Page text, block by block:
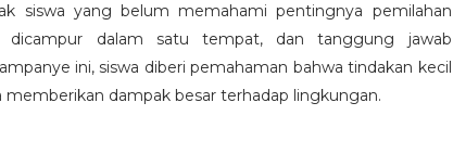
siswa yang belum memahami pentingnya pemilahan
dicampur dalam satu tempat, dan tanggung jawab
ini, siswa diberi pemahaman bahwa tindakan kecil
dampak besar terhadap lingkungan.